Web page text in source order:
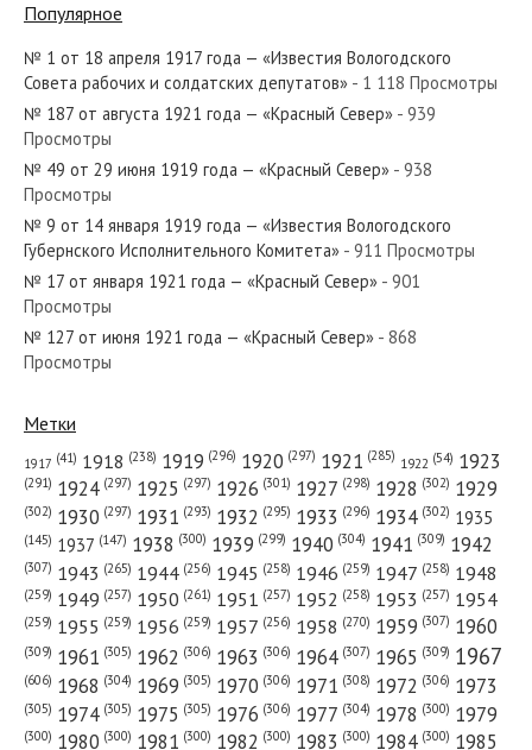
№ 123 от мая 1973 года — «Красный Север»
№ 38 от февраля 1976 года — «Красный Север»
№ 242 от декабря 1950 года — «Красный Север»
№ 59 от марта 1984 года — «Красный Север»
№ 131 от июня 1924 года — «Красный Север»
Популярное
№ 1 от 18 апреля 1917 года — «Известия Вологодского
Совета рабочих и солдатских депутатов» - 1 118 Просмотры
№ 187 от августа 1921 года — «Красный Север» - 939
Просмотры
№ 49 от 29 июня 1919 года — «Красный Север» - 938
Просмотры
№ 9 от 14 января 1919 года — «Известия Вологодского
Губернского Исполнительного Комитета» - 911 Просмотры
№ 17 от января 1921 года — «Красный Север» - 901
Просмотры
№ 127 от июня 1921 года — «Красный Север» - 868
Просмотры
Метки
1917 (41) 1918 (238) 1919 (296) 1920 (297) 1921 (285) 1922 (54) 1923
(291) 1924 (297) 1925 (297) 1926 (301) 1927 (298) 1928 (302) 1929
(302) 1930 (297) 1931 (293) 1932 (295) 1933 (296) 1934 (302) 1935
(145) 1937 (147) 1938 (300) 1939 (299) 1940 (304) 1941 (309) 1942
(307) 1943 (265) 1944 (256) 1945 (258) 1946 (259) 1947 (258) 1948
(259) 1949 (257) 1950 (261) 1951 (257) 1952 (258) 1953 (257) 1954
(259) 1955 (259) 1956 (259) 1957 (256) 1958 (270) 1959 (307) 1960
(309) 1961 (305) 1962 (306) 1963 (306) 1964 (307) 1965 (309) 1967
(606) 1968 (304) 1969 (305) 1970 (306) 1971 (308) 1972 (306) 1973
(305) 1974 (305) 1975 (305) 1976 (306) 1977 (304) 1978 (300) 1979
(300) 1980 (300) 1981 (300) 1982 (300) 1983 (300) 1984 (300) 1985